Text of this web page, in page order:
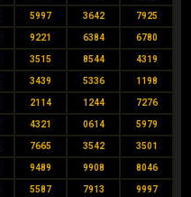
5997 3642 7925
9221 6384 6780
3515 8544 4319
3439 5336 1198
2114 1244 7276
4321 0614 5979
7665 3542 3501
9489 9908 8046
5587 7913 9997